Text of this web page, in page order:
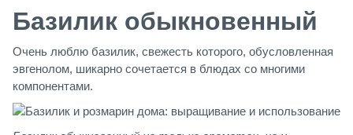
Базилик обыкновенный
Очень люблю базилик, свежесть которого, обусловленная
эвгенолом, шикарно сочетается в блюдах со многими
компонентами.